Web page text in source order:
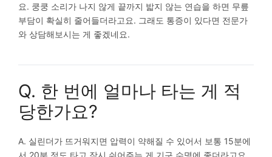
요. 쿵쿵 소리가 나지 않게 끝까지 밟지 않는 연습을 하면 무릎
부담이 확실히 줄어들더라고요. 그래도 통증이 있다면 전문가
와 상담해보시는 게 좋겠네요.
Q. 한 번에 얼마나 타는 게 적
당한가요?
A. 실린더가 뜨거워지면 압력이 약해질 수 있어서 보통 15분에
서 20분 정도 타고 잠시 쉬어주는 게 기구 수명에 좋더라고요.